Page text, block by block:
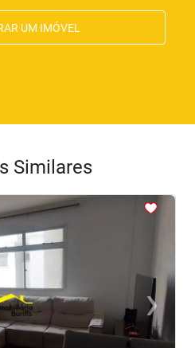
UM IMÓVEL
Similares
›Next